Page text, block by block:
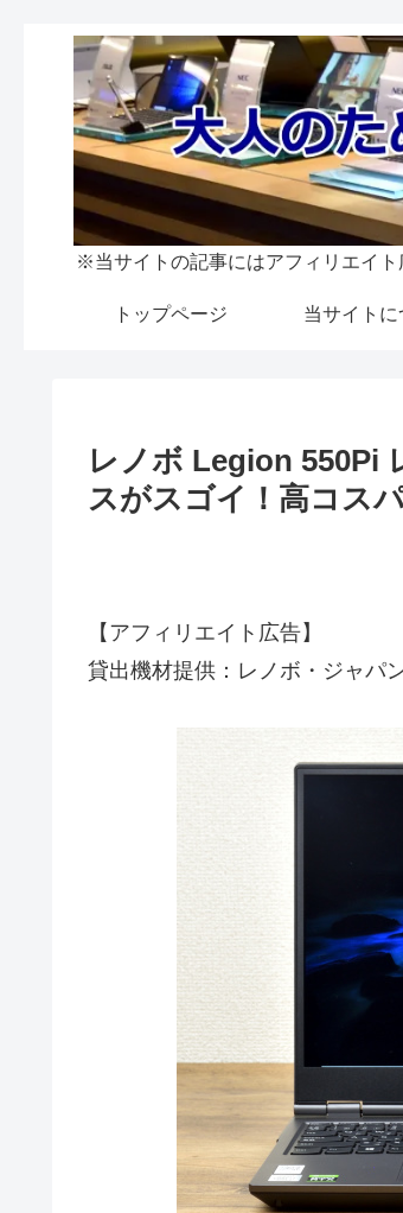
※当サイトの記事にはアフィリエイト
トップページ 当サイトに
レノボ Legion 550Pi
スがスゴイ！高コス
【アフィリエイト広告】
貸出機材提供：レノボ・ジャパ